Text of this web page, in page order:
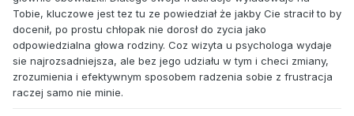
Tobie, kluczowe jest tez tu ze powiedział że jakby Cie stracił to by
docenił, po prostu chłopak nie dorosł do zycia jako
odpowiedzialna głowa rodziny. Coz wizyta u psychologa wydaje
sie najrozsadniejsza, ale bez jego udziału w tym i checi zmiany,
zrozumienia i efektywnym sposobem radzenia sobie z frustracja
raczej samo nie minie.